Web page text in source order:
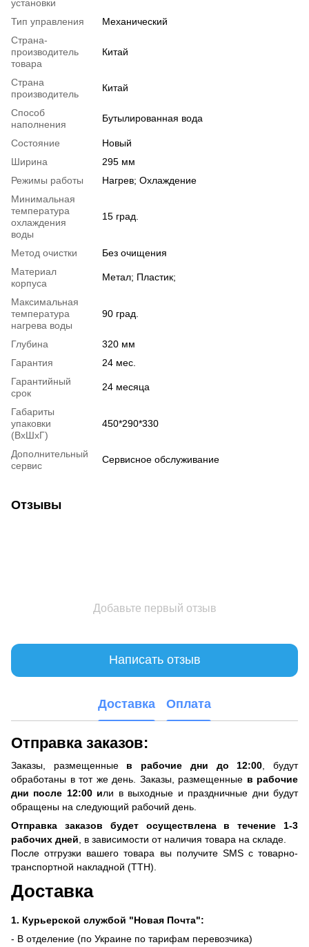
установки
Тип управления
Механический
Страна-
производитель
товара
Китай
Страна
производитель
Китай
Способ
наполнения
Бутылированная вода
Состояние
Новый
Ширина
295 мм
Режимы работы
Нагрев; Охлаждение
Минимальная
температура
охлаждения
воды
15 град.
Метод очистки
Без очищения
Материал
корпуса
Метал; Пластик;
Максимальная
температура
нагрева воды
90 град.
Глубина
320 мм
Гарантия
24 мес.
Гарантийный
срок
24 месяца
Габариты
упаковки
(ВхШхГ)
450*290*330
Дополнительный
сервис
Сервисное обслуживание
Отзывы
Добавьте первый отзыв
Написать отзыв
Доставка Оплата
Отправка заказов:
Заказы, размещенные в рабочие дни до 12:00 , будут
обработаны в тот же день. Заказы, размещенные в рабочие
дни после 12:00 или в выходные и праздничные дни будут
обращены на следующий рабочий день.
Отправка заказов будет осуществлена ​​в течение 1-3
рабочих дней , в зависимости от наличия товара на складе.
После отгрузки вашего товара вы получите SMS с товарно-
транспортной накладной (ТТН).
Доставка
1. Курьерской службой "Новая Почта":
- В отделение (по Украине по тарифам перевозчика)